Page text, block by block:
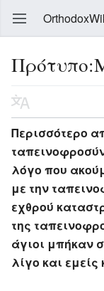
Περισσότερο
λόγο που
με την
εχθρού
της
άγιοι μπήκαν
λίγο και